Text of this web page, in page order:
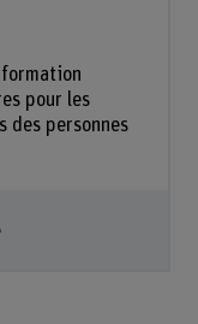
pour les
des personnes